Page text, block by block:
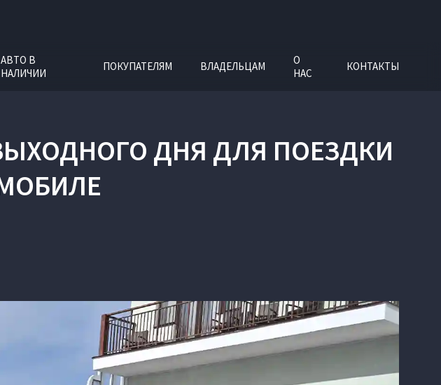
АВТО В
НАЛИЧИИ
ПОКУПАТЕЛЯМ ВЛАДЕЛЬЦАМ
О
НАС
КОНТАКТЫ
ДНЯ ДЛЯ ПОЕЗДКИ